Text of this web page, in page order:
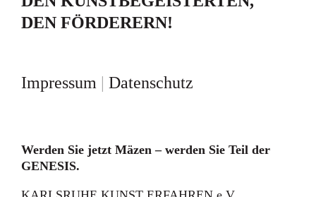
DEN FÖRDERERN!
Impressum | Datenschutz
Werden Sie jetzt Mäzen – werden Sie Teil der
GENESIS.